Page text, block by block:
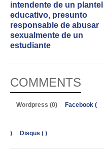
intendente de un plantel
educativo, presunto
responsable de abusar
sexualmente de un
estudiante
COMMENTS
Wordpress (0) Facebook (
) Disqus ( )